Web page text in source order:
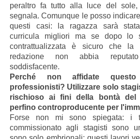
peraltro fa tutto alla luce del
segnala. Comunque le posso
questi casi: la ragazza sarà
curricula migliori ma se dopo lo
contrattualizzata è sicuro che la
redazione non abbia
soddisfacente.
Perché non affidate
professionisti? Utilizzare solo
rischioso ai fini della bontà del
perfino controproducente per
Forse non mi sono spiegata: i
commissionato agli stagisti sono